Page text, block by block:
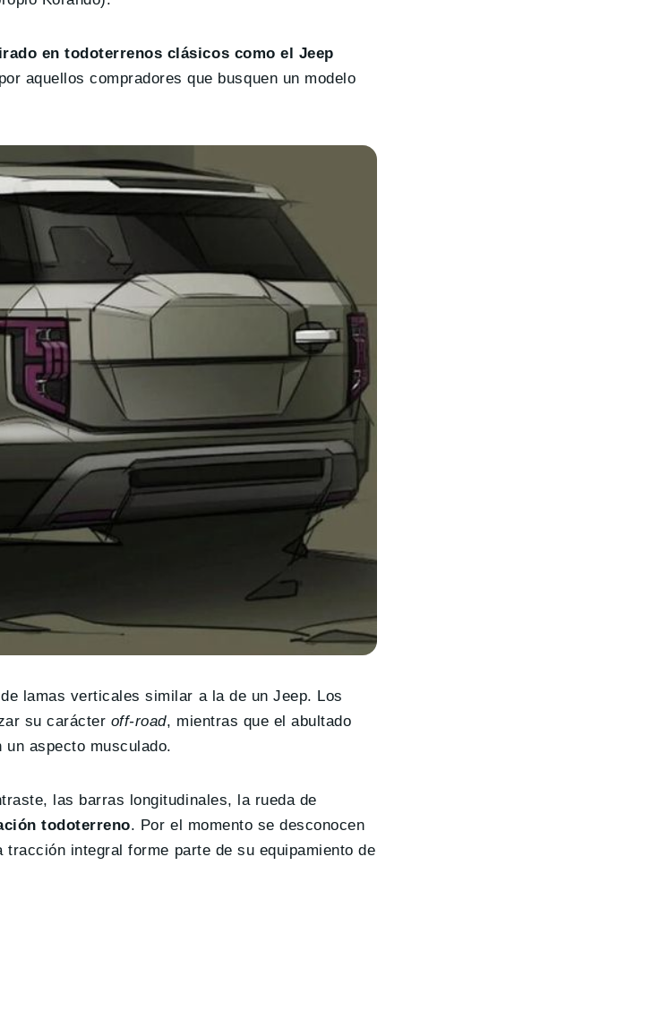
en todoterrenos clásicos como el Jeep
aquellos compradores que busquen un modelo
lamas verticales similar a la de un Jeep. Los
su carácter off-road, mientras que el abultado
un aspecto musculado.
las barras longitudinales, la rueda de
todoterreno. Por el momento se desconocen
integral forme parte de su equipamiento de